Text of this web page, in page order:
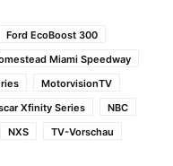
Ford EcoBoost 300
Miami Speedway
MotorvisionTV
Xfinity Series
NBC
NXS TV-Vorschau